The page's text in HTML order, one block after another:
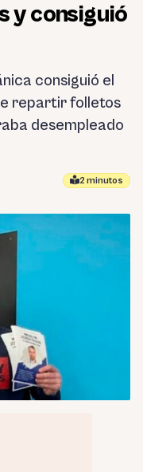
y consiguió
consiguió el
repartir folletos
desempleado
2 minutos